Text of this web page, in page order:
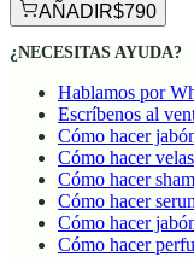
AÑADIR$790
¿NECESITAS AYUDA?
Hablamos por
Escríbenos al
Cómo hacer
Cómo hacer velas
Cómo hacer
Cómo hacer
Cómo hacer
Cómo hacer